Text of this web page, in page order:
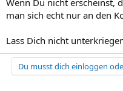
man sich echt nur an den
Lass Dich nicht
Du musst dich einloggen